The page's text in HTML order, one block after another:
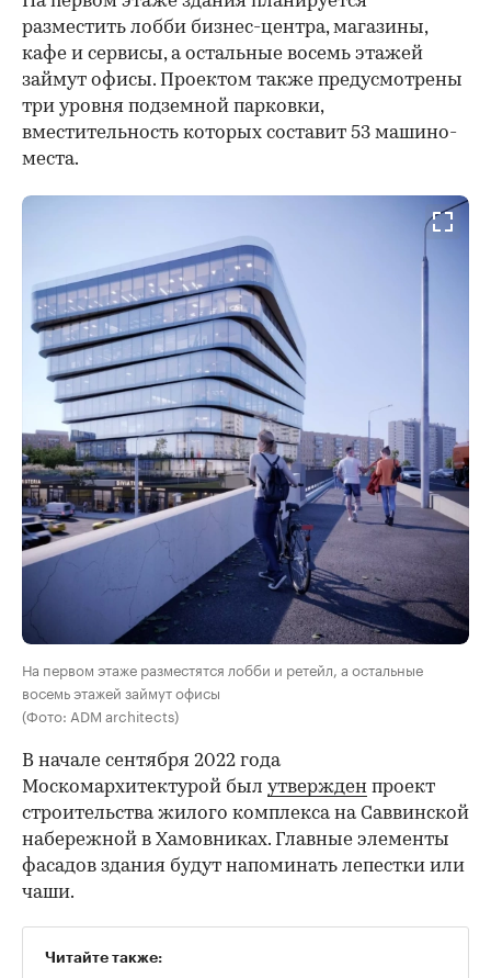
разместить лобби бизнес-центра, магазины,
кафе и сервисы, а остальные восемь этажей
займут офисы. Проектом также предусмотрены
три уровня подземной парковки,
вместительность которых составит 53 машино-
места.
На первом этаже разместятся лобби и ретейл, а остальные
восемь этажей займут офисы
(Фото: ADM architects)
В начале сентября 2022 года
Москомархитектурой был утвержден проект
строительства жилого комплекса на Саввинской
набережной в Хамовниках. Главные элементы
фасадов здания будут напоминать лепестки или
чаши.
Читайте также: